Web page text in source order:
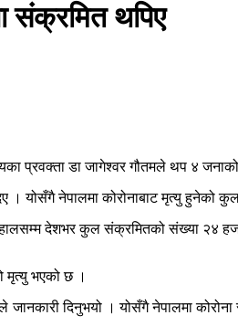
संक्रमित थपिए
प्रवक्ता डा जागेश्वर गौतमले थप ४
। योसँगै नेपालमा कोरोनाबाट मृत्यु हुनेको
देशभर कुल संक्रमितको संख्या २४
मृत्यु भएको छ ।
जानकारी दिनुभयो । योसँगै नेपालमा